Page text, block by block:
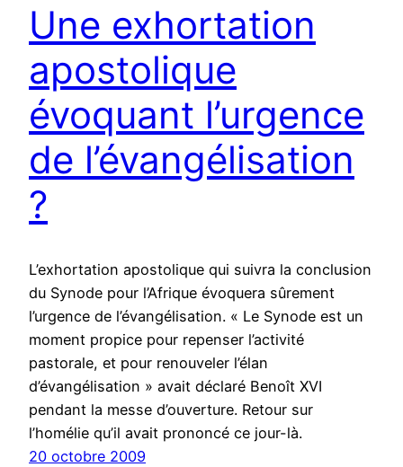
Une exhortation
apostolique
évoquant l’urgence
de l’évangélisation
?
L’exhortation apostolique qui suivra la conclusion
du Synode pour l’Afrique évoquera sûrement
l’urgence de l’évangélisation. « Le Synode est un
moment propice pour repenser l’activité
pastorale, et pour renouveler l’élan
d’évangélisation » avait déclaré Benoît XVI
pendant la messe d’ouverture. Retour sur
l’homélie qu’il avait prononcé ce jour-là.
20 octobre 2009